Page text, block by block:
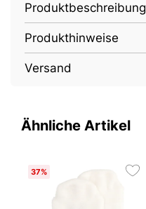
Produktbeschreibung
Produkthinweise
Versand
Ähnliche Artikel
37%